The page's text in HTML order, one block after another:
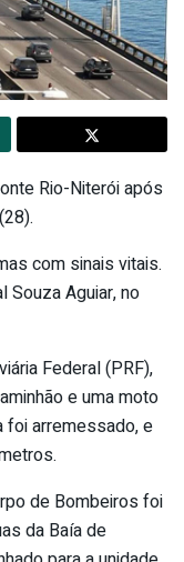
Rio-Niterói após
com sinais vitais.
Souza Aguiar, no
Federal (PRF),
e uma moto
foi arremessado, e
de Bombeiros foi
da Baía de